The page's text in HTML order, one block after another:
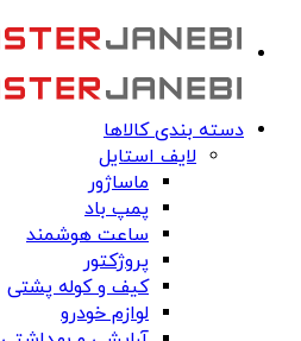
دسته بندی کالاها
لایف استایل
ماساژور
پمپ باد
ساعت هوشمند
پروژکتور
کیف و کوله پشتی
لوازم خودرو